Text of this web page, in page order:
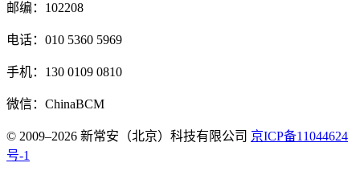
邮编：102208
电话：010 5360 5969
手机：130 0109 0810
微信：ChinaBCM
© 2009–2026 新常安（北京）科技有限公司 京ICP备11044624
号-1